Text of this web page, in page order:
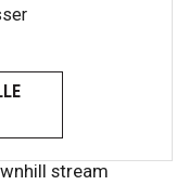
stream